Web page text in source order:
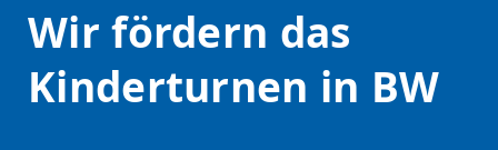
Wir fördern das
Kinderturnen in BW